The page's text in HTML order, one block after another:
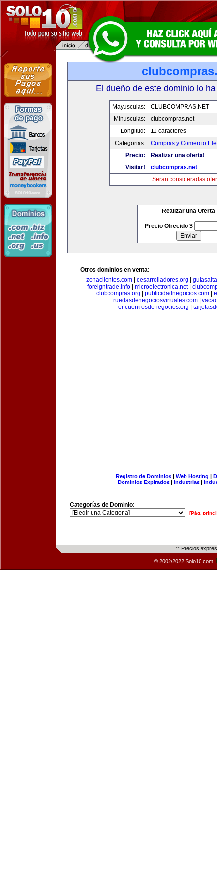
El dueño de este dominio lo
Mayusculas:
CLUBCOMPRAS.NET
Minusculas:
clubcompras.net
Longitud:
11 caracteres
Categorias:
Compras y Comercio
Precio:
Realizar una oferta!
Visitar!
clubcompras.net
Serán consideradas
Realizar una Oferta
Precio Ofrecido $
Otros dominios en venta:
zonaclientes.com| desarrolladores.org
foreigntrade.info
microelectronica.net|
clubcompras.org
publicidadnegocios.com
ruedasdenegociosvirtuales.com|
encuentrosdenegocios.org
Registro de Dominios| Web Hosting |
Dominios Expirados | Industrias |
Categorías de Dominio:
[Pág.
** Precios
© 2002/2022 Solo10.com